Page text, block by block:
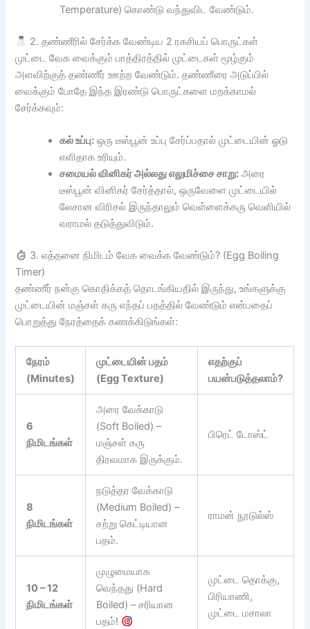
Temperature) கொண்டு வந்துவிட வேண்டும்.
2. தண்ணீரில் சேர்க்க வேண்டிய 2 ரகசியப் பொருட்கள்
முட்டை வேக வைக்கும் பாத்திரத்தில் முட்டைகள் மூழ்கும்
அளவிற்குத் தண்ணீர் ஊற்ற வேண்டும். தண்ணீரை அடுப்பில்
வைக்கும் போதே இந்த இரண்டு பொருட்களை மறக்காமல்
சேர்க்கவும்:
கல் உப்பு: ஒரு டீஸ்பூன் உப்பு சேர்ப்பதால் முட்டையின் ஓடு
எளிதாக உரியும்.
சமையல் வினிகர் அல்லது எலுமிச்சை சாறு: அரை
டீஸ்பூன் வினிகர் சேர்த்தால், ஒருவேளை முட்டையில்
லேசான விரிசல் இருந்தாலும் வெள்ளைக்கரு வெளியில்
வராமல் தடுத்துவிடும்.
3. எத்தனை நிமிடம் வேக வைக்க வேண்டும்? (Egg Boiling
Timer)
தண்ணீர் நன்கு கொதிக்கத் தொடங்கியதில் இருந்து, உங்களுக்கு
முட்டையின் மஞ்சள் கரு எந்தப் பதத்தில் வேண்டும் என்பதைப்
பொறுத்து நேரத்தைக் கணக்கிடுங்கள்:
நேரம்
(Minutes)
முட்டையின் பதம்
(Egg Texture)
எதற்குப்
பயன்படுத்தலாம்?
6
நிமிடங்கள்
அரை வேக்காடு
(Soft Boiled) –
மஞ்சள் கரு
திரவமாக இருக்கும்.
பிரெட் டோஸ்ட்
8
நிமிடங்கள்
நடுத்தர வேக்காடு
(Medium Boiled) –
சற்று கெட்டியான
பதம்.
ராமன் நூடுல்ஸ்
10 – 12
நிமிடங்கள்
முழுமையாக
வெந்தது (Hard
Boiled) – சரியான
பதம்!
முட்டை தொக்கு,
பிரியாணி,
முட்டை மசாலா